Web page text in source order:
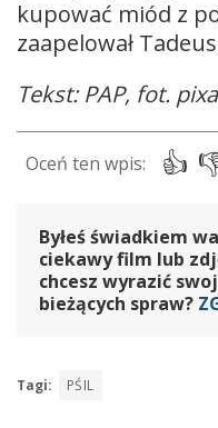
kupować miód z
zaapelował
Tekst: PAP, fot.
Byłeś świadkiem
ciekawy film lub
chcesz wyrazić
bieżących spraw?
Tagi: PŚIL